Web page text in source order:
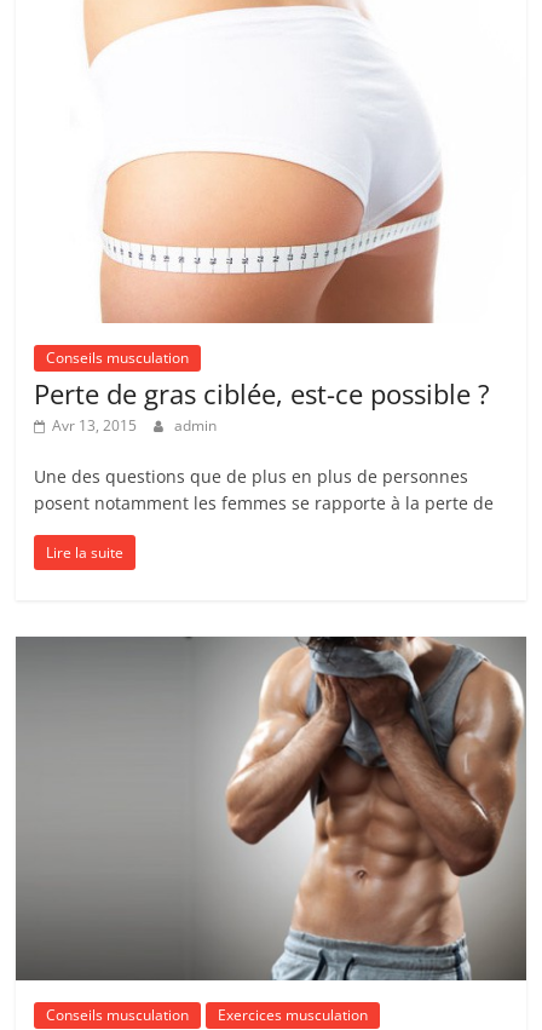
Conseils musculation
Perte de gras ciblée, est-ce possible ?
Avr 13, 2015 admin
Une des questions que de plus en plus de personnes
posent notamment les femmes se rapporte à la perte de
Lire la suite
Conseils musculation Exercices musculation